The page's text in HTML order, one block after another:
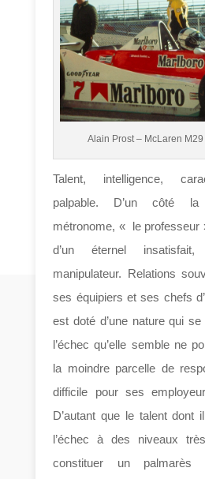
Alain Prost – McLaren
Talent, intelligence,
palpable. D’un côté la
métronome, « le professeur
d’un éternel
manipulateur. Relations
ses équipiers et ses chefs
est doté d’une nature qui
l’échec qu’elle semble ne
la moindre parcelle de
difficile pour ses
D’autant que le talent dont
l’échec à des niveaux
constituer un palmarès